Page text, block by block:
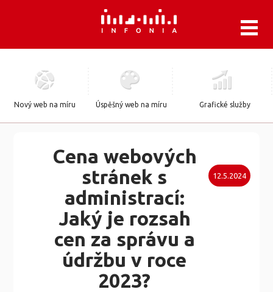
Cena webových
stránek s
administrací:
Jaký je rozsah
cen za správu a
údržbu v roce
2023?
12.5.2024
Nový web na míru Úspěšný web na míru Grafické služby